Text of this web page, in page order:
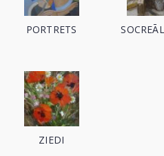
PORTRETS
ZIEDI